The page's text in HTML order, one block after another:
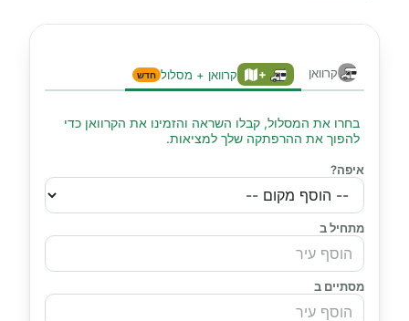
קרוואן + קרוואן + מסלול חדש
בחרו את המסלול, קבלו השראה והזמינו את הקרוואן כדי
להפוך את ההרפתקה שלך למציאות.
איפה?
מתחיל ב
מסתיים ב